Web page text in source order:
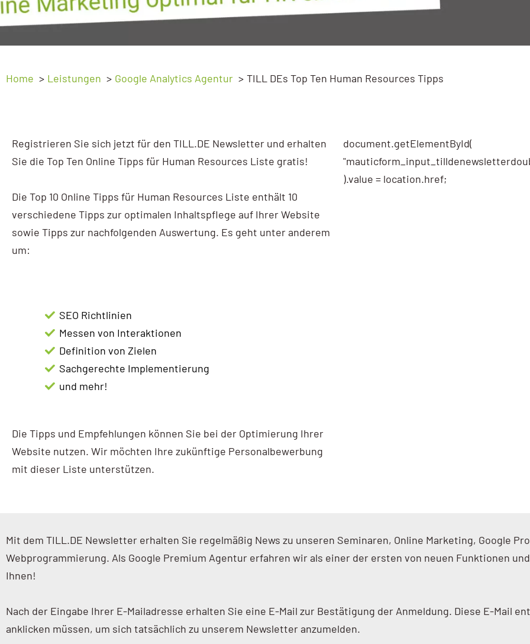
Ads Basic
GA4 Kompakt
GA4 Advanced
Google NotebookLM
Webprogrammierung
GEO – SEO für KI
Home Leistungen Google Analytics Agentur TILL DEs Top Ten Human Resources Tipps
Registrieren Sie sich jetzt für den TILL.DE Newsletter und erhalten
Sie die Top Ten Online Tipps für Human Resources Liste gratis!
Die Top 10 Online Tipps für Human Resources Liste enthält 10
verschiedene Tipps zur optimalen Inhaltspflege auf Ihrer Website
sowie Tipps zur nachfolgenden Auswertung. Es geht unter anderem
um:
SEO Richtlinien
Messen von Interaktionen
Definition von Zielen
Sachgerechte Implementierung
und mehr!
Die Tipps und Empfehlungen können Sie bei der Optimierung Ihrer
Website nutzen. Wir möchten Ihre zukünftige Personalbewerbung
mit dieser Liste unterstützen.
document.getElementById(
).value = location.href;
Mit dem TILL.DE Newsletter erhalten Sie regelmäßig News zu unseren Seminaren, Online Marketing, Google
Webprogrammierung. Als Google Premium Agentur erfahren wir als einer der ersten von neuen Funktionen
Ihnen!
Nach der Eingabe Ihrer E-Mailadresse erhalten Sie eine E-Mail zur Bestätigung der Anmeldung. Diese E-Mail
anklicken müssen, um sich tatsächlich zu unserem Newsletter anzumelden.